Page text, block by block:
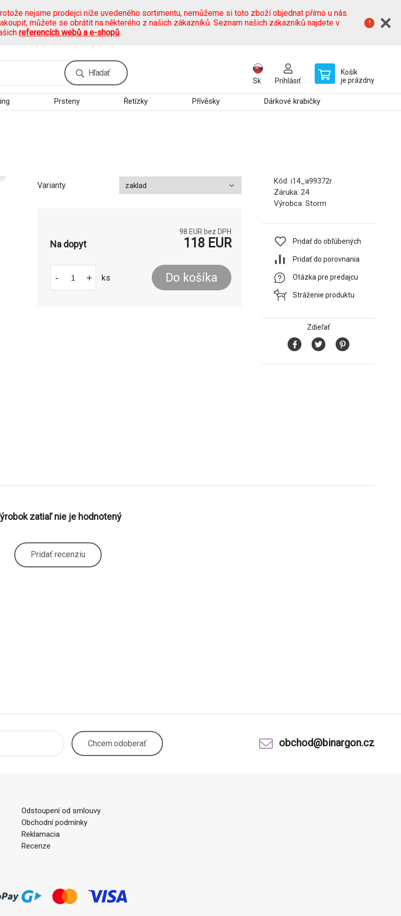
nejsme prodejci níže uvedeného sortimentu, nemůžeme si toto zboží objednat přímo u nás.
můžete se obrátit na některého z našich zákazníků. Seznam našich zákazníků najdete v
referencích webů a e-shopů.
Hľadať
Sk Prihlásiť
Košík
je prázdny
Prsteny Řetízky Přívěsky Dárkové krabičky
Varianty
98 EUR bez DPH
Na dopyt 118 EUR
- + ks Do košíka
Kód: i14_a99372r
Záruka: 24
Výrobca: Storm
Pridať do obľúbených
Pridať do porovnania
Otázka pre predajcu
Stráženie produktu
Zdieľať
zatiaľ nie je hodnotený
Pridať recenziu
Chcem odoberať obchod@binargon.cz
Odstoupení od smlouvy
Obchodní podmínky
Reklamacia
Recenze